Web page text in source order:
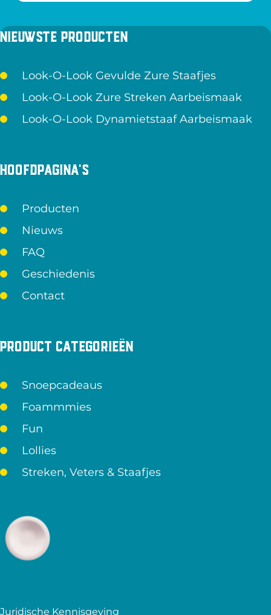
Nieuwste producten
Look-O-Look Gevulde Zure Staafjes
Look-O-Look Zure Streken Aarbeismaak
Look-O-Look Dynamietstaaf Aarbeismaak
Hoofdpagina's
Producten
Nieuws
FAQ
Geschiedenis
Contact
Product categorieën
Snoepcadeaus
Foammmies
Fun
Lollies
Streken, Veters & Staafjes
Juridische Kennisgeving